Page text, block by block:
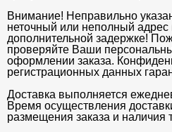
Внимание! Неправильно
неточный или неполный адрес
дополнительной задержке!
проверяйте Ваши
оформлении заказа.
регистрационных данных
Доставка выполняется
Время осуществления
размещения заказа и наличия